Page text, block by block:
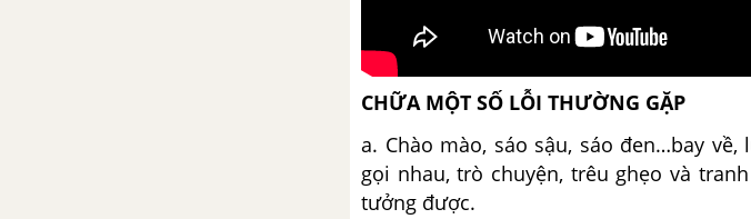
CHỮA MỘT SỐ LỖI THƯỜNG GẶP
a. Chào mào, sáo sậu, sáo đen…bay
gọi nhau, trò chuyện, trêu ghẹo và
tưởng được.